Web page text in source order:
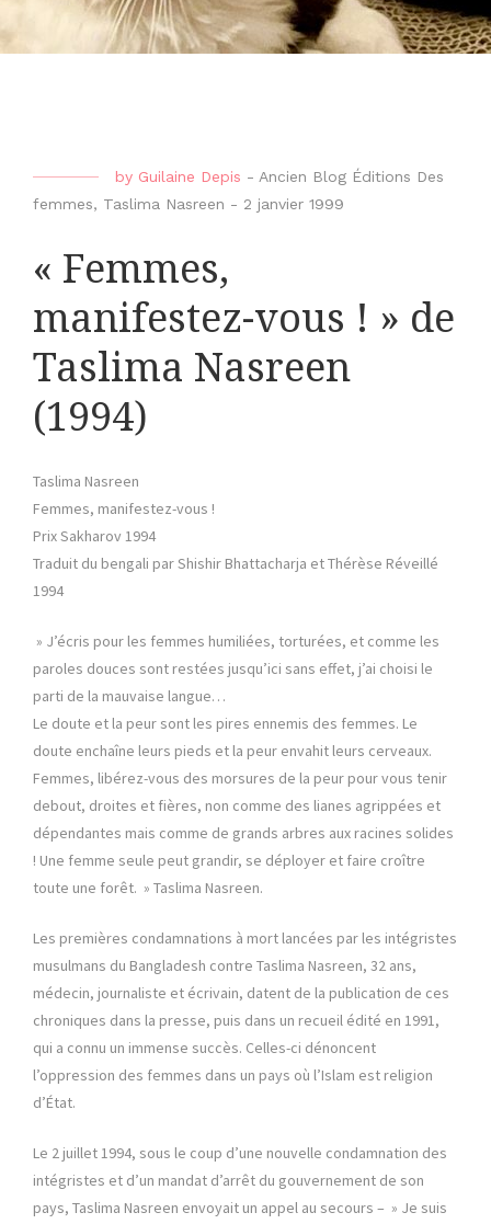
by Guilaine Depis - Ancien Blog Éditions Des
femmes, Taslima Nasreen - 2 janvier 1999
« Femmes,
manifestez-vous ! » de
Taslima Nasreen
(1994)
Taslima Nasreen
Femmes, manifestez-vous !
Prix Sakharov 1994
Traduit du bengali par Shishir Bhattacharja et Thérèse Réveillé
1994
» J’écris pour les femmes humiliées, torturées, et comme les
paroles douces sont restées jusqu’ici sans effet, j’ai choisi le
parti de la mauvaise langue…
Le doute et la peur sont les pires ennemis des femmes. Le
doute enchaîne leurs pieds et la peur envahit leurs cerveaux.
Femmes, libérez-vous des morsures de la peur pour vous tenir
debout, droites et fières, non comme des lianes agrippées et
dépendantes mais comme de grands arbres aux racines solides
! Une femme seule peut grandir, se déployer et faire croître
toute une forêt. » Taslima Nasreen.
Les premières condamnations à mort lancées par les intégristes
musulmans du Bangladesh contre Taslima Nasreen, 32 ans,
médecin, journaliste et écrivain, datent de la publication de ces
chroniques dans la presse, puis dans un recueil édité en 1991,
qui a connu un immense succès. Celles-ci dénoncent
l’oppression des femmes dans un pays où l’Islam est religion
d’État.
Le 2 juillet 1994, sous le coup d’une nouvelle condamnation des
intégristes et d’un mandat d’arrêt du gouvernement de son
pays, Taslima Nasreen envoyait un appel au secours – » Je suis